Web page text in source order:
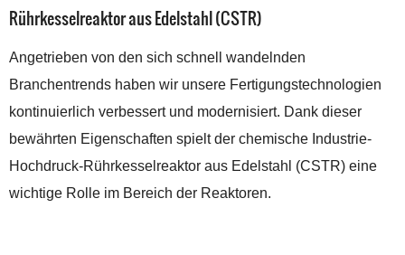
Rührkesselreaktor aus Edelstahl (CSTR)
Angetrieben von den sich schnell wandelnden
Branchentrends haben wir unsere Fertigungstechnologien
kontinuierlich verbessert und modernisiert. Dank dieser
bewährten Eigenschaften spielt der chemische Industrie-
Hochdruck-Rührkesselreaktor aus Edelstahl (CSTR) eine
wichtige Rolle im Bereich der Reaktoren.